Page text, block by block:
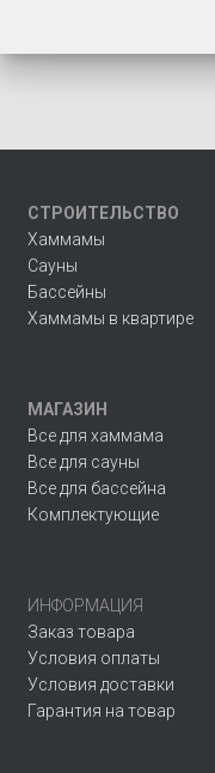
СТРОИТЕЛЬСТВО
Хаммамы
Сауны
Бассейны
Хаммамы в квартире
МАГАЗИН
Все для хаммама
Все для сауны
Все для бассейна
Комплектующие
ИНФОРМАЦИЯ
Заказ товара
Условия оплаты
Условия доставки
Гарантия на товар